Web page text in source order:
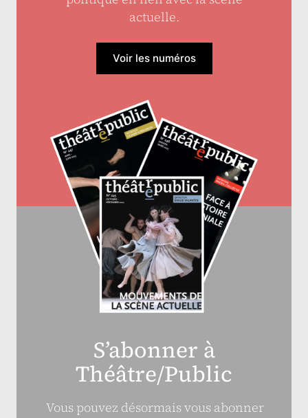
actuelle.
Voir les numéros
S’abonner à
Théâtre/Public
Vous pouvez désormais vous abonner